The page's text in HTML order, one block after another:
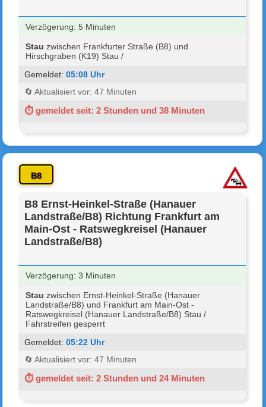
Verzögerung: 5 Minuten
Stau zwischen Frankfurter Straße (B8) und
Hirschgraben (K19) Stau /
Gemeldet:05:08 Uhr
🔄 Aktualisiert vor: 47 Minuten
⏱ gemeldet seit: 2 Stunden und 38 Minuten
B8
B8 Ernst-Heinkel-Straße (Hanauer
Landstraße/B8) Richtung Frankfurt am
Main-Ost - Ratswegkreisel (Hanauer
Landstraße/B8)
Verzögerung: 3 Minuten
Stau zwischen Ernst-Heinkel-Straße (Hanauer
Landstraße/B8) und Frankfurt am Main-Ost -
Ratswegkreisel (Hanauer Landstraße/B8) Stau /
Fahrstreifen gesperrt
Gemeldet:05:22 Uhr
🔄 Aktualisiert vor: 47 Minuten
⏱ gemeldet seit: 2 Stunden und 24 Minuten